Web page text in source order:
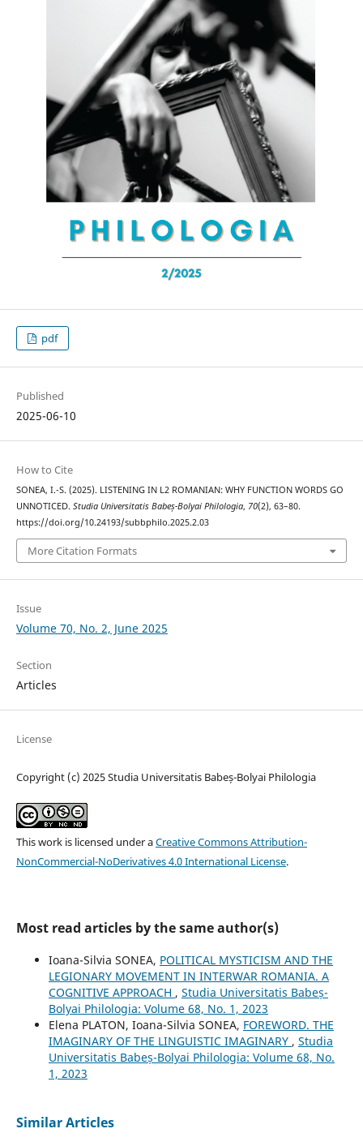
pdf
Published
2025-06-10
How to Cite
SONEA, I.-S. (2025). LISTENING IN L2 ROMANIAN: WHY FUNCTION WORDS GO
UNNOTICED. Studia Universitatis Babeș-Bolyai Philologia, 70(2), 63–80.
https://doi.org/10.24193/subbphilo.2025.2.03
More Citation Formats
Issue
Volume 70, No. 2, June 2025
Section
Articles
License
Copyright (c) 2025 Studia Universitatis Babeș-Bolyai Philologia
This work is licensed under aCreative Commons Attribution-
NonCommercial-NoDerivatives 4.0 International License.
Most read articles by the same author(s)
Ioana-Silvia SONEA, POLITICAL MYSTICISM AND THE
LEGIONARY MOVEMENT IN INTERWAR ROMANIA. A
COGNITIVE APPROACH , Studia Universitatis Babeș-
Bolyai Philologia: Volume 68, No. 1, 2023
Elena PLATON, Ioana-Silvia SONEA, FOREWORD. THE
IMAGINARY OF THE LINGUISTIC IMAGINARY , Studia
Universitatis Babeș-Bolyai Philologia: Volume 68, No.
1, 2023
Similar Articles